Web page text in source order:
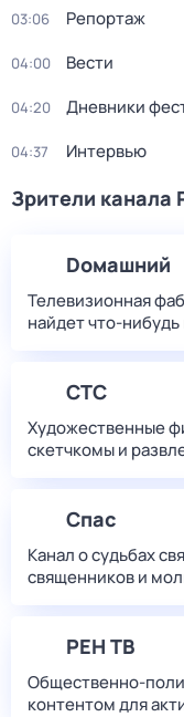
03:06 Репортаж
04:00 Вести
04:20 Дневники
04:37 Интервью
Зрители канала
Dомашний
Телевизионная
найдет
СТС
Художественные
скетчкомы и
Спас
Канал о судьбах
священников и
РЕН ТВ
Общественно-
контентом для